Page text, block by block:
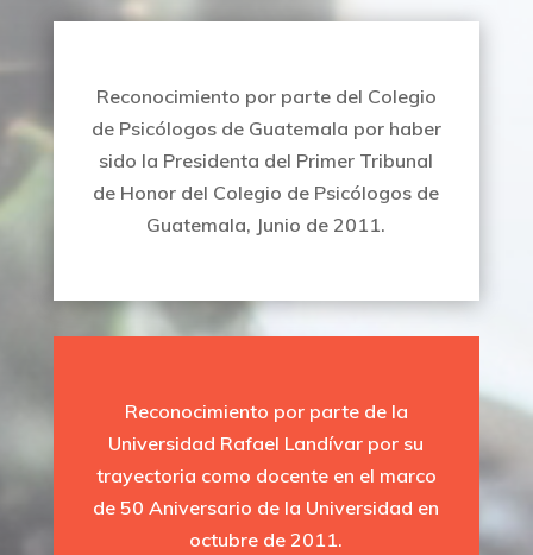
Reconocimiento por parte del Colegio
de Psicólogos de Guatemala por haber
sido la Presidenta del Primer Tribunal
de Honor del Colegio de Psicólogos de
Guatemala, Junio de 2011.
Reconocimiento por parte de la
Universidad Rafael Landívar por su
trayectoria como docente en el marco
de 50 Aniversario de la Universidad en
octubre de 2011.